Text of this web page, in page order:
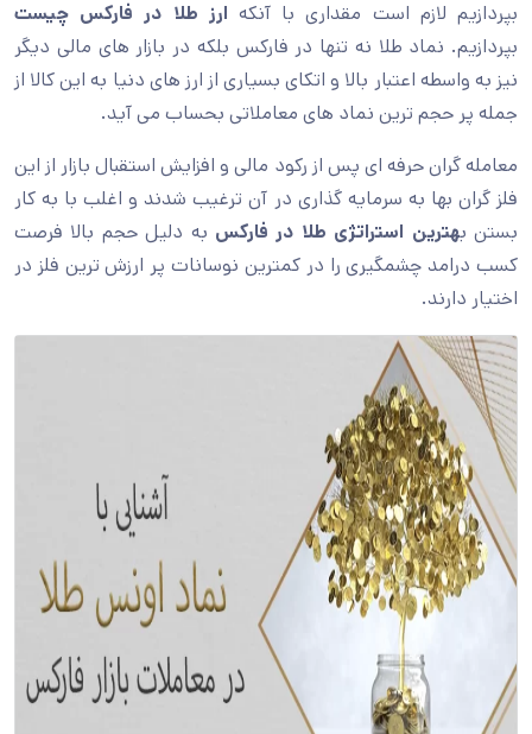
بپردازیم لازم است مقداری با آنکه ارز طلا در فارکس چیست
بپردازیم. نماد طلا نه تنها در فارکس بلکه در بازار های مالی دیگر
نیز به واسطه اعتبار بالا و اتکای بسیاری از ارز های دنیا به این کالا از
جمله پر حجم ترین نماد های معاملاتی بحساب می آید.
معامله گران حرفه ای پس از رکود مالی و افزایش استقبال بازار از این
فلز گران بها به سرمایه گذاری در آن ترغیب شدند و اغلب با به کار
بستن بهترین استراتژی طلا در فارکس به دلیل حجم بالا فرصت
کسب درامد چشمگیری را در کمترین نوسانات پر ارزش ترین فلز در
اختیار دارند.